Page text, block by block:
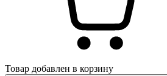
Товар добавлен в корзину